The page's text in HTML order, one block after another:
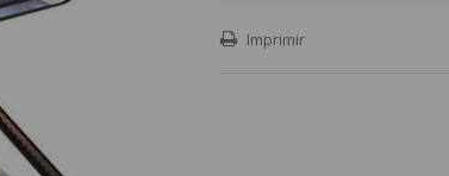
Imprimir